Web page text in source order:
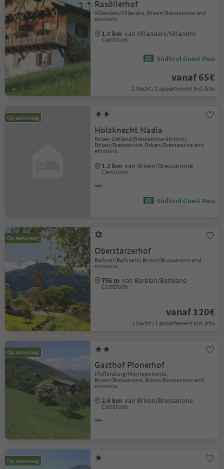
Rasöllerhof
Villanders/Villandro, Brixen/Bressanone and
environs
1.1 km van Villanders/Villandro
Centrum
Südtirol Guest Pass
vanaf 65€
1 Nacht / 1 appartement Incl. btw
Op aanvraag
Holzknecht Nadia
Brixen Umland/Bressanone dintorni,
Brixen/Bressanone, Brixen/Bressanone and
environs
1.2 km van Brixen/Bressanone
Centrum
Südtirol Guest Pass
Op aanvraag
Oberstarzerhof
Barbian/Barbiano, Brixen/Bressanone and
environs
756 m van Barbian/Barbiano
Centrum
vanaf 120€
1 Nacht / 1 appartement Incl. btw
Op aanvraag
Gasthof Plonerhof
Pfeffersberg/Monteponente,
Brixen/Bressanone, Brixen/Bressanone and
environs
2.6 km van Brixen/Bressanone
Centrum
Op aanvraag